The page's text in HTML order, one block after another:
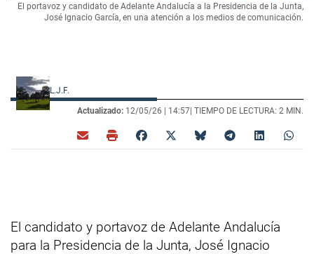
El portavoz y candidato de Adelante Andalucía a la Presidencia de la Junta,
José Ignacio García, en una atención a los medios de comunicación.
L.J.F.
Actualizado: 12/05/26 | 14:57| TIEMPO DE LECTURA: 2 MIN.
El candidato y portavoz de Adelante Andalucía
para la Presidencia de la Junta, José Ignacio